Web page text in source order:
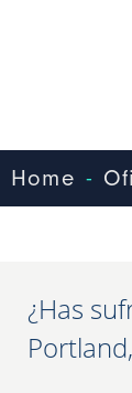
Home -
¿Has